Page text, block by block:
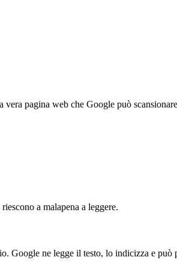
pagina web che Google può
a malapena a leggere.
Google ne legge il testo, lo indicizza e può